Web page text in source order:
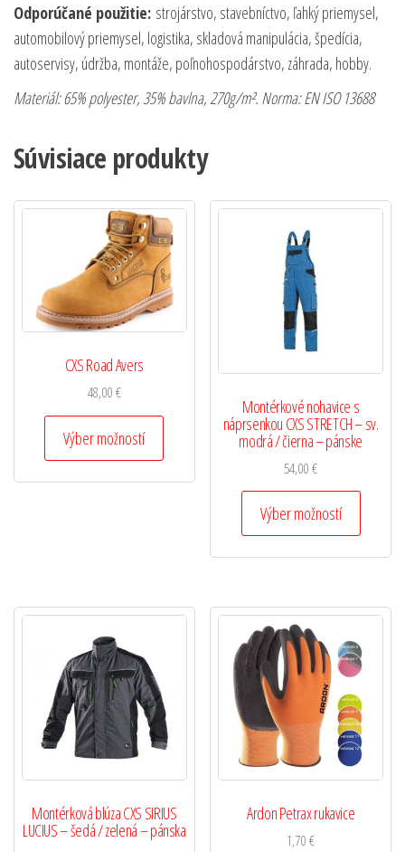
Odporúčané použitie: strojárstvo, stavebníctvo, ľahký priemysel,
automobilový priemysel, logistika, skladová manipulácia, špedícia,
autoservisy, údržba, montáže, poľnohospodárstvo, záhrada, hobby.
Materiál: 65% polyester, 35% bavlna, 270g/m². Norma: EN ISO 13688
Súvisiace produkty
CXS Road Avers
48,00€
Výber možností
Montérkové nohavice s
náprsenkou CXS STRETCH – sv.
modrá / čierna – pánske
54,00€
Výber možností
Montérková blúza CXS SIRIUS
LUCIUS – šedá / zelená – pánska
Ardon Petrax rukavice
1,70€